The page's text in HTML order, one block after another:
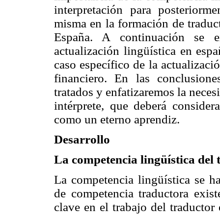
interpretación para
misma en la formación de
España. A continuación se
actualización lingüística en
caso específico de la
financiero. En las
tratados y enfatizaremos la
intérprete, que deberá
como un eterno aprendiz.
Desarrollo
La competencia lingüística del
La competencia lingüística se
de competencia traductora
clave en el trabajo del traductor